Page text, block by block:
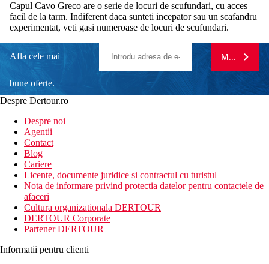
Capul Cavo Greco are o serie de locuri de scufundari, cu acces
facil de la tarm. Indiferent daca sunteti incepator sau un scafandru
experimentat, veti gasi numeroase de locuri de scufundari.
Afla cele mai
bune oferte.
newsletter!
MA
Despre Dertour.ro
Despre noi
Agentii
Contact
Blog
Cariere
Licente, documente juridice si contractul cu turistul
Nota de informare privind protectia datelor pentru contactele de
afaceri
Cultura organizationala DERTOUR
DERTOUR Corporate
Partener DERTOUR
Informatii pentru clienti